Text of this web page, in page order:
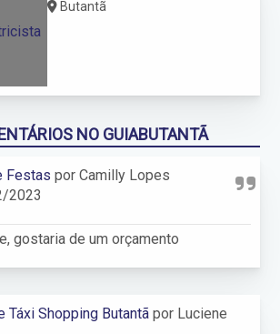
Butantã
NO GUIABUTANTÃ
Festas por Camilly Lopes
2023
gostaria de um orçamento
Táxi Shopping Butantã por Luciene